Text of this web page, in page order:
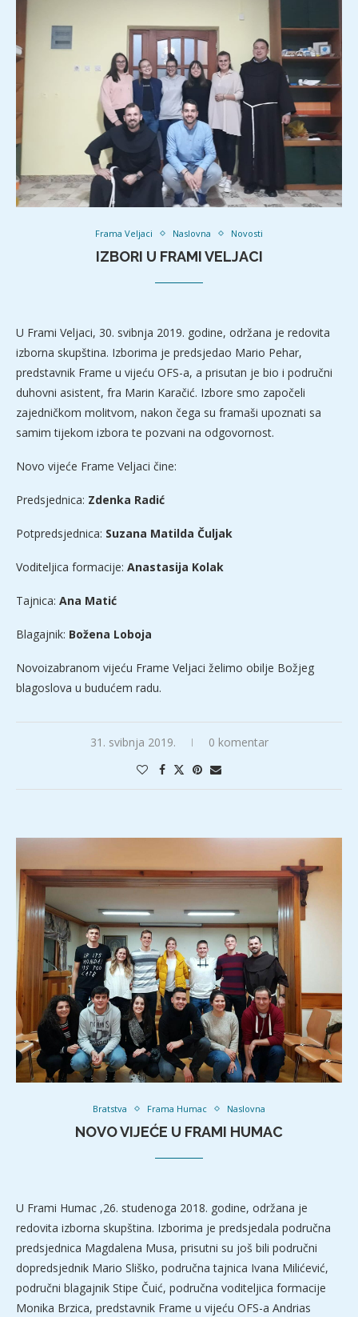
Frama Veljaci Naslovna Novosti
IZBORI U FRAMI VELJACI
U Frami Veljaci, 30. svibnja 2019. godine, održana je redovita
izborna skupština. Izborima je predsjedao Mario Pehar,
predstavnik Frame u vijeću OFS-a, a prisutan je bio i područni
duhovni asistent, fra Marin Karačić. Izbore smo započeli
zajedničkom molitvom, nakon čega su framaši upoznati sa
samim tijekom izbora te pozvani na odgovornost.
Novo vijeće Frame Veljaci čine:
Predsjednica: Zdenka Radić
Potpredsjednica: Suzana Matilda Čuljak
Voditeljica formacije: Anastasija Kolak
Tajnica: Ana Matić
Blagajnik: Božena Loboja
Novoizabranom vijeću Frame Veljaci želimo obilje Božjeg
blagoslova u budućem radu.
31. svibnja 2019. 0 komentar
Bratstva Frama Humac Naslovna
NOVO VIJEĆE U FRAMI HUMAC
U Frami Humac ,26. studenoga 2018. godine, održana je
redovita izborna skupština. Izborima je predsjedala područna
predsjednica Magdalena Musa, prisutni su još bili područni
dopredsjednik Mario Sliško, područna tajnica Ivana Milićević,
područni blagajnik Stipe Čuić, područna voditeljica formacije
Monika Brzica, predstavnik Frame u vijeću OFS-a Andrias